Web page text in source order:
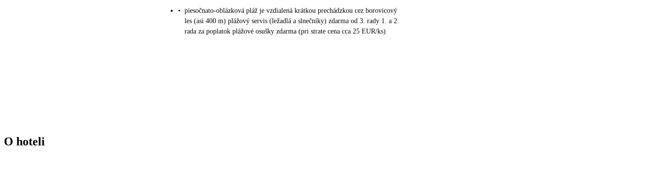
• piesočnato-oblázková pláž je vzdialená krátkou prechádzkou cez borovicový
les (asi 400 m) plážový servis (ležadlá a slnečníky) zdarma od 3. rady 1. a 2.
rada za poplatok plážové osušky zdarma (pri strate cena cca 25 EUR/ks)
O hoteli